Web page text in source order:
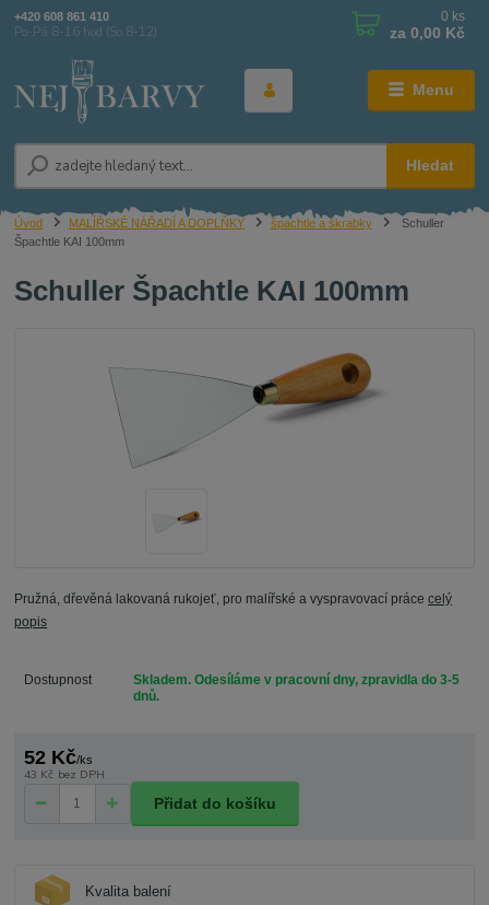
Menu
Hledat
+420 608 861 410
Po-Pá 8-16 hod (So 8-12)
0 ks
za 0,00 Kč
Úvod MALÍŘSKÉ NÁŘADÍ A DOPLŇKY špachtle a škrabky
Schuller
Špachtle KAI 100mm
Schuller Špachtle KAI 100mm
Pružná, dřevěná lakovaná rukojeť, pro malířské a vyspravovací prácecelý
popis
Dostupnost
Skladem. Odesíláme v pracovní dny, zpravidla do 3-5
dnů.
52 Kč/ks
43 Kč bez DPH
Přidat do košíku
Kvalita balení